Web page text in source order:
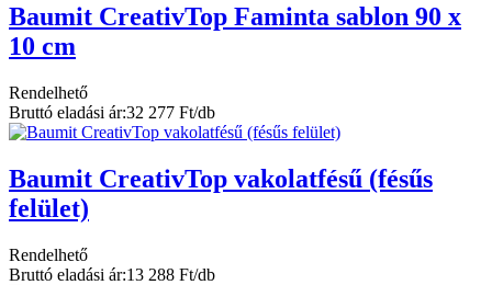
Baumit CreativTop Faminta sablon 90 x
10 cm
Rendelhető
Bruttó eladási ár:32 277 Ft/db
Baumit CreativTop vakolatfésű (fésűs
felület)
Rendelhető
Bruttó eladási ár:13 288 Ft/db